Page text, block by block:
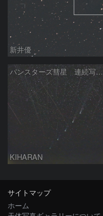
新井優
パンスターズ彗星 連続写真 再処理
KIHARAN
サイトマップ
ホーム